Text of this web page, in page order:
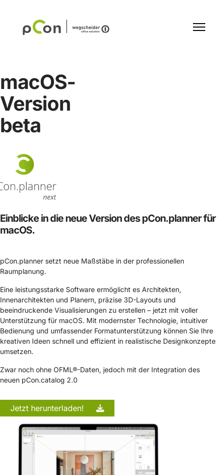
macOS-
Version
beta
Einblicke in die neue Version des pCon.planner für
macOS.
pCon.planner setzt neue Maßstäbe in der professionellen
Raumplanung.
Eine leistungsstarke Software ermöglicht es Architekten,
Innenarchitekten und Planern, präzise 3D-Layouts und
beeindruckende Visualisierungen zu erstellen – jetzt mit voller
Unterstützung für macOS. Mit modernster Technologie, intuitiver
Bedienung und umfassender Formatunterstützung können Sie Ihre
kreativen Ideen schnell und effizient in realistische Designkonzepte
umsetzen.
Zwar noch ohne OFML®-Daten, jedoch mit der Integration des
neuen pCon.catalog 2.0
Jetzt herunterladen!